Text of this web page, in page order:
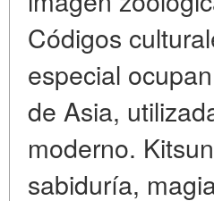
Códigos
especial
de Asia,
moderno.
sabiduría,